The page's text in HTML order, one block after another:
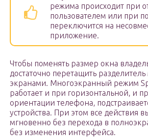
режима происходит при
пользователем или при
переключится на
приложение.
Чтобы поменять размер окна
достаточно перетащить
экранами. Многоэкранный режим
работает и при горизонтальной, и
ориентации телефона,
устройства. При этом все действия
мгновенно без перехода в
без изменения интерфейса.